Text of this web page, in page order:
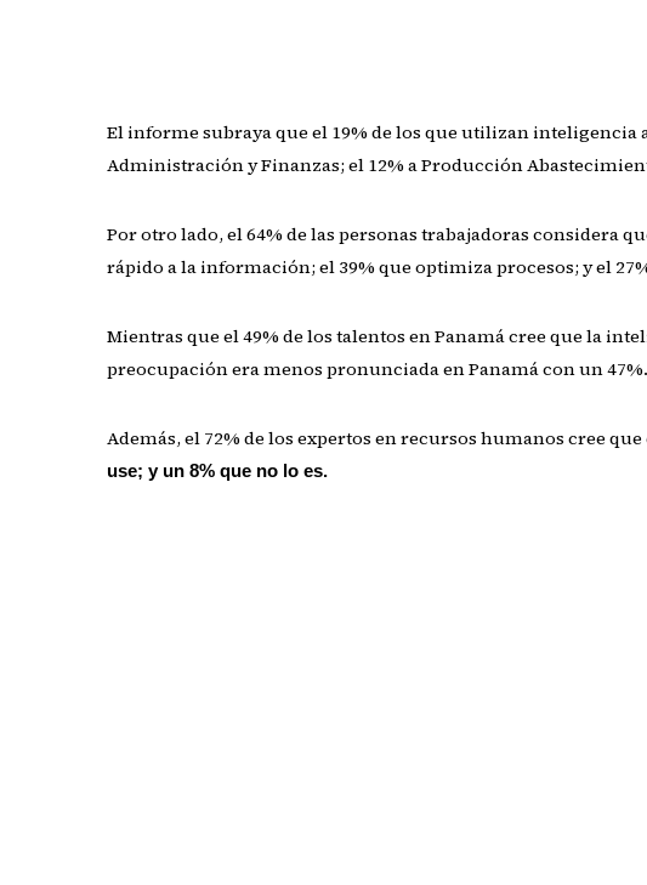
El informe subraya que el 19% de los que utilizan inteligencia
Administración y Finanzas; el 12% a Producción
Por otro lado, el 64% de las personas trabajadoras considera
rápido a la información; el 39% que optimiza procesos; y el
Mientras que el 49% de los talentos en Panamá cree que la
preocupación era menos pronunciada en Panamá con un 47%.
Además, el 72% de los expertos en recursos humanos cree
use; y un 8% que no lo es.